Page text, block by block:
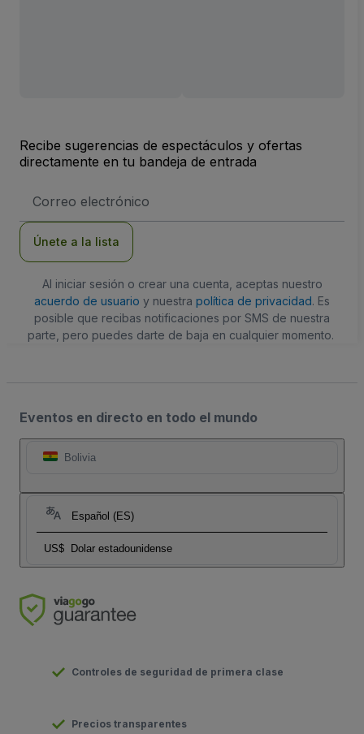
Recibe sugerencias de espectáculos y ofertas
directamente en tu bandeja de entrada
de
Únete a la lista
Al iniciar sesión o crear una cuenta, aceptas nuestro
acuerdo de usuario y nuestra política de privacidad. Es
posible que recibas notificaciones por SMS de nuestra
parte, pero puedes darte de baja en cualquier momento.
Eventos en directo en todo el mundo
Bolivia
Español (ES)
US$ Dolar estadounidense
Controles de seguridad de primera clase
Precios transparentes